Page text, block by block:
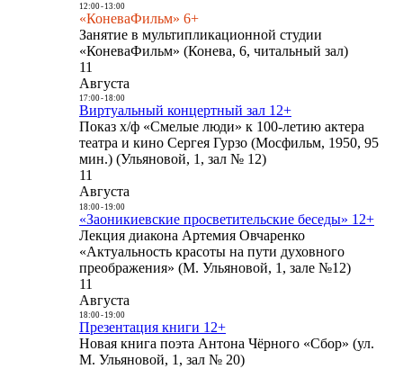
12:00- 13:00
«КоневаФильм» 6+
Занятие в мультипликационной студии
«КоневаФильм» (Конева, 6, читальный зал)
11
Августа
17:00- 18:00
Виртуальный концертный зал 12+
Показ х/ф «Смелые люди» к 100-летию актера
театра и кино Сергея Гурзо (Мосфильм, 1950, 95
мин.) (Ульяновой, 1, зал № 12)
11
Августа
18:00- 19:00
«Заоникиевские просветительские беседы» 12+
Лекция диакона Артемия Овчаренко
«Актуальность красоты на пути духовного
преображения» (М. Ульяновой, 1, зале №12)
11
Августа
18:00- 19:00
Презентация книги 12+
Новая книга поэта Антона Чёрного «Сбор» (ул.
М. Ульяновой, 1, зал № 20)